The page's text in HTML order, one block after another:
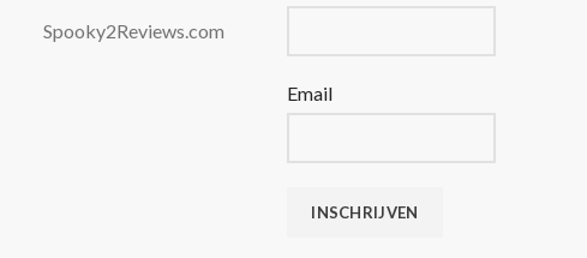
Spooky2Reviews.com
Email